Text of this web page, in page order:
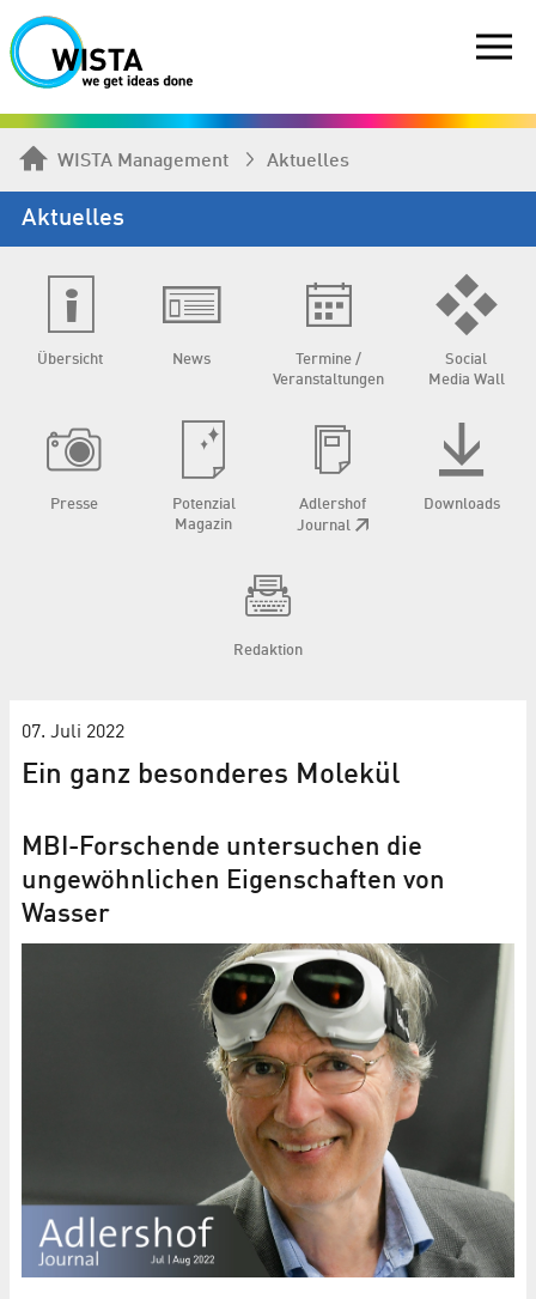
WISTA Management Aktuelles
Aktuelles
Übersicht News
Termine /
Veranstaltungen
Social
Media Wall
Presse
Potenzial
Magazin
Adlershof
Journal
Downloads
Redaktion
07. Juli 2022
Ein ganz besonderes Molekül
MBI-Forschende untersuchen die
ungewöhnlichen Eigenschaften von
Wasser